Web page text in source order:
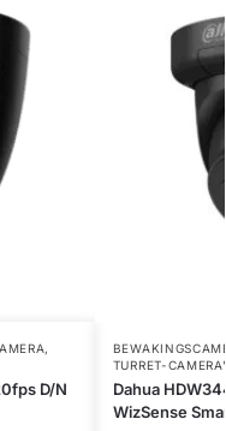
,
D/N
TURRET-
Dahua
WizSense